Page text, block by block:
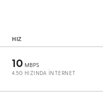
HIZ
10 MBPS
4.5G HIZINDA İNTERNET